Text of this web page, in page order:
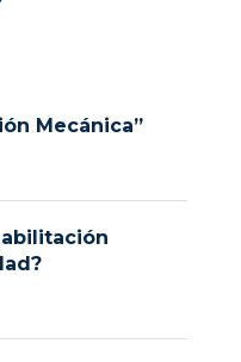
Mecánica”